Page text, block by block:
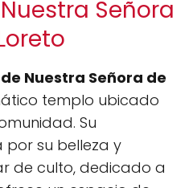
Señora
Nuestra Señora de
templo ubicado
Su
su belleza y
de culto, dedicado a